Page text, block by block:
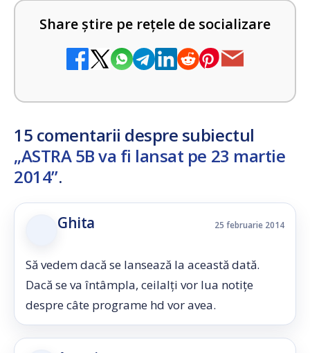
Share știre pe rețele de socializare
15 comentarii despre subiectul
„ASTRA 5B va fi lansat pe 23 martie
2014”.
Ghita 25 februarie 2014
Să vedem dacă se lansează la această dată.
Dacă se va întâmpla, ceilalți vor lua notițe
despre câte programe hd vor avea.